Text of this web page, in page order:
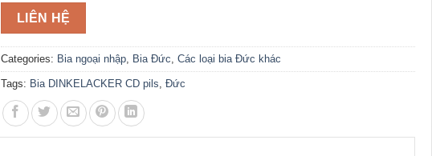
LIÊN HỆ
Categories: Bia ngoại nhập Bia Đức Các loại bia Đức khác
Tags: Bia DINKELACKER CD pils Đức